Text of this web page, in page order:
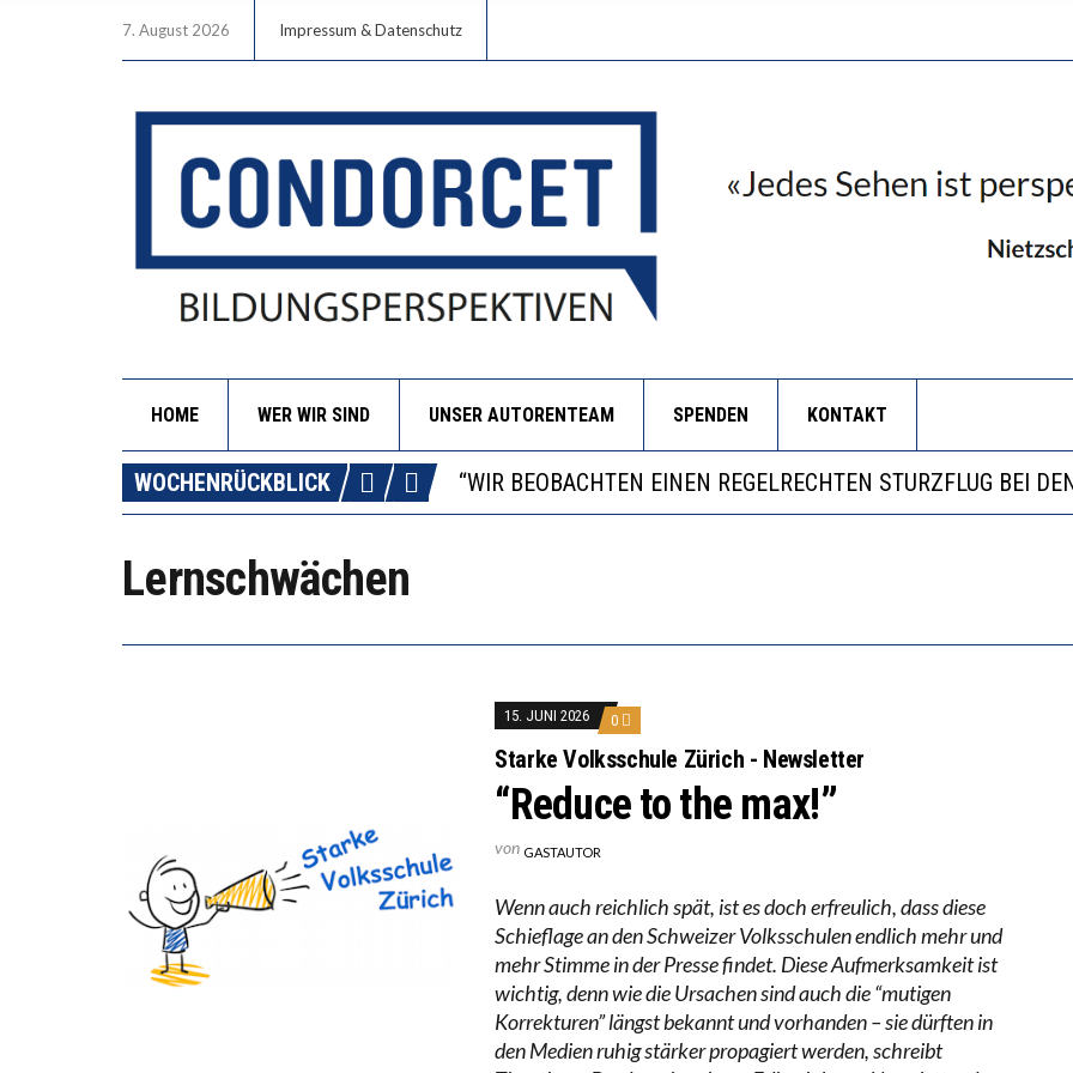
7. August 2026 Impressum & Datenschutz
HOME WER WIR SIND UNSER AUTORENTEAM SPENDEN KONTAKT
WOCHENRÜCKBLICK
ICH WILL MEHR EVIDENZ UND WILL WISSEN, WAS ALL DIE
WORAUS WÄCHST, WAS KINDER TRÄGT
“WIR BEOBACHTEN EINEN REGELRECHTEN STURZFLUG BEI
DIE VERSTÄRKTE HARMONISIERUNG IM SCHULWESEN
Lernschwächen
15. JUNI 2026 0
Starke Volksschule Zürich - Newsletter
“Reduce to the max!”
von GASTAUTOR
Wenn auch reichlich spät, ist es doch erfreulich, dass diese
Schieflage an den Schweizer Volksschulen endlich mehr und
mehr Stimme in der Presse findet. Diese Aufmerksamkeit ist
wichtig, denn wie die Ursachen sind auch die “mutigen
Korrekturen” längst bekannt und vorhanden – sie dürften in
den Medien ruhig stärker propagiert werden, schreibt